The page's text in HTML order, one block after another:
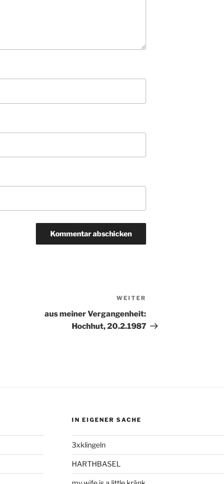
WEITER
aus meiner Vergangenheit:
Hochhut, 20.2.1987
IN EIGENER SACHE
3xklingeln
HARTHBASEL